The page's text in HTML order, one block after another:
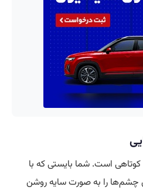
است. شما بایستی که با
چشم‌ها را به صورت سایه روشن